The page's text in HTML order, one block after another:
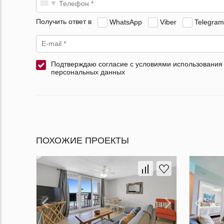
Получить ответ в WhatsApp Viber Telegram
Подтверждаю согласие с условиями использования
персональных данных
ПОХОЖИЕ ПРОЕКТЫ